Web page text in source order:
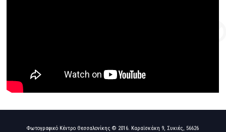
Φωτογραφικό Κέντρο Θεσσαλονίκης © 2016. Καραϊσκάκη 9, Συκιές, 56626